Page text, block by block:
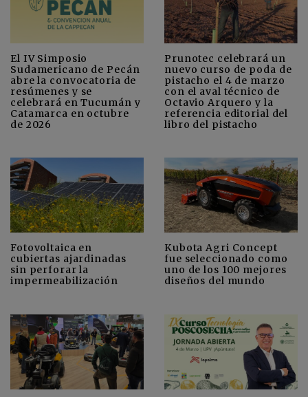
El IV Simposio
Sudamericano de Pecán
abre la convocatoria de
resúmenes y se
celebrará en Tucumán y
Catamarca en octubre
de 2026
Prunotec celebrará un
nuevo curso de poda de
pistacho el 4 de marzo
con el aval técnico de
Octavio Arquero y la
referencia editorial del
libro del pistacho
Fotovoltaica en
cubiertas ajardinadas
sin perforar la
impermeabilización
Kubota Agri Concept
fue seleccionado como
uno de los 100 mejores
diseños del mundo